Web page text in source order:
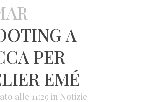
A
PER
EMÉ
alle 11:29 in Notizie